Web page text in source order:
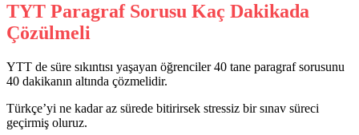
TYT Paragraf Sorusu Kaç Dakikada
Çözülmeli
YTT de süre sıkıntısı yaşayan öğrenciler 40 tane paragraf sorusunu
40 dakikanın altında çözmelidir.
Türkçe’yi ne kadar az sürede bitirirsek stressiz bir sınav süreci
geçirmiş oluruz.